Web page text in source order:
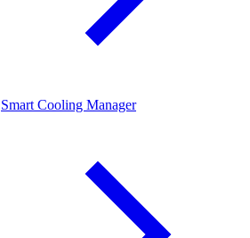
Smart Cooling Manager